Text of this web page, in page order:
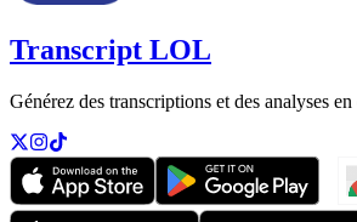
Transcript LOL
Générez des transcriptions et des analyses